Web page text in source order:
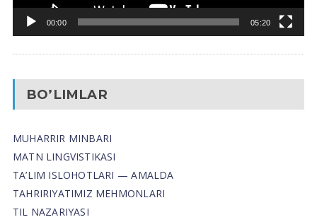
00:00 05:20
BO’LIMLAR
MUHARRIR MINBARI
MATN LINGVISTIKASI
TA’LIM ISLOHOTLARI — AMALDA
TAHRIRIYATIMIZ MEHMONLARI
TIL NAZARIYASI